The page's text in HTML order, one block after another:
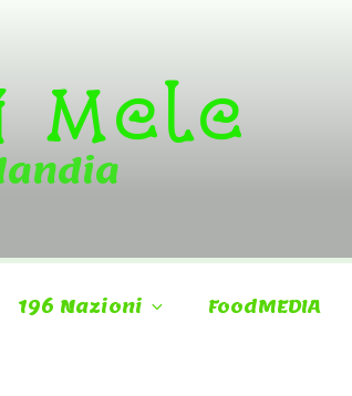
Mele
196 Nazioni FoodMEDIA